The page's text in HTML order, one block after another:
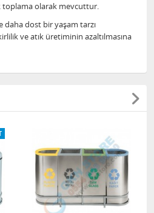
toplama olarak mevcuttur.
daha dost bir yaşam tarzı
ve atık üretiminin azaltılmasına